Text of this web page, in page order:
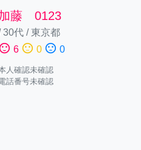
藤 0123
30代/東京都
6 sentiment_neutral 0 sentiment_dissatisfied 0
人確認未確認
話番号未確認